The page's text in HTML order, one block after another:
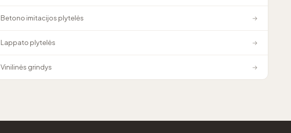
Betono imitacijos plytelės →
Lappato plytelės →
Vinilinės grindys →